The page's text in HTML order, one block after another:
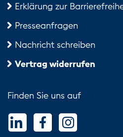
Erklärung zur
Presseanfragen
Nachricht schreiben
Vertrag widerrufen
Finden Sie uns auf